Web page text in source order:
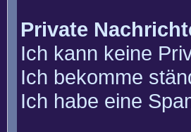
Private
Ich kann keine
Ich bekomme
Ich habe eine